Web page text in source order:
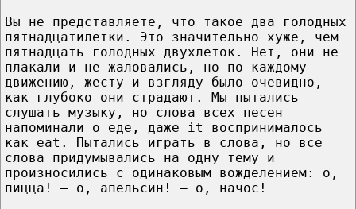
Вы не представляете, что такое два голодных
пятнадцатилетки. Это значительно хуже, чем
пятнадцать голодных двухлеток. Нет, они не
плакали и не жаловались, но по каждому
движению, жесту и взгляду было очевидно,
как глубоко они страдают. Мы пытались
слушать музыку, но слова всех песен
напоминали о еде, даже it воспринималось
как eat. Пытались играть в слова, но все
слова придумывались на одну тему и
произносились с одинаковым вожделением: о,
пицца! – о, апельсин! – о, начос!